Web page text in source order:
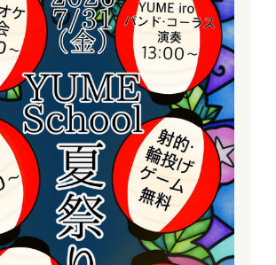
学校
お知
お問
採用